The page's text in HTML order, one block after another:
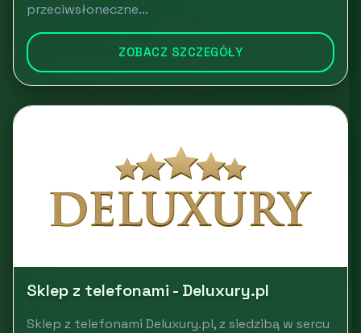
przeciwsłoneczne...
ZOBACZ SZCZEGÓŁY
Sklep z telefonami - Deluxury.pl
Sklep z telefonami Deluxury.pl, z siedzibą w sercu